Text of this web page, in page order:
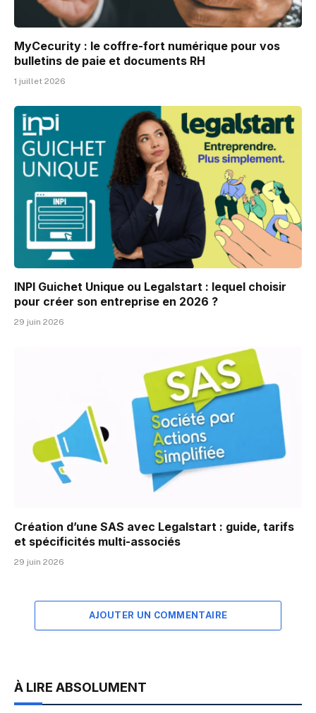
MyCecurity : le coffre-fort numérique pour vos
bulletins de paie et documents RH
1 juillet 2026
INPI Guichet Unique ou Legalstart : lequel choisir
pour créer son entreprise en 2026 ?
29 juin 2026
Création d’une SAS avec Legalstart : guide, tarifs
et spécificités multi-associés
29 juin 2026
AJOUTER UN COMMENTAIRE
À LIRE ABSOLUMENT